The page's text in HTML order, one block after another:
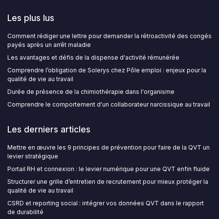
Les plus lus
Comment rédiger une lettre pour demander la rétroactivité des congés
payés après un arrêt maladie
Les avantages et défis de la dispense d'activité rémunérée
Comprendre l’obligation de Solerys chez Pôle emploi : enjeux pour la
qualité de vie au travail
Durée de présence de la chimiothérapie dans l'organisme
Comprendre le comportement d'un collaborateur narcissique au travail
Les derniers articles
Mettre en œuvre les 9 principes de prévention pour faire de la QVT un
levier stratégique
Portail RH et connexion : le levier numérique pour une QVT enfin fluide
Structurer une grille d’entretien de recrutement pour mieux protéger la
qualité de vie au travail
CSRD et reporting social : intégrer vos données QVT dans le rapport
de durabilité